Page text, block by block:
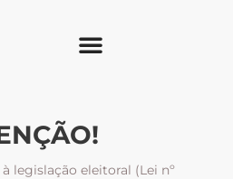
legislação eleitoral (Lei nº